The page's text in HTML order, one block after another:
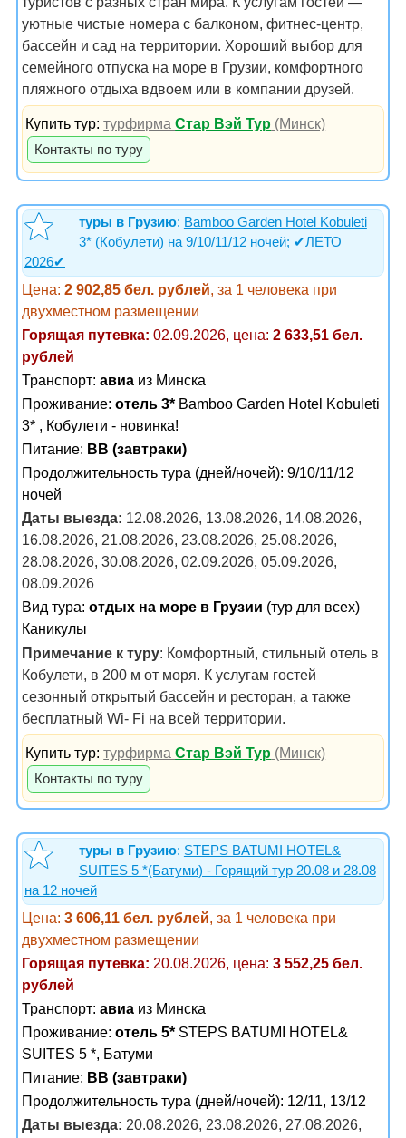
уютные чистые номера с балконом, фитнес-центр,
бассейн и сад на территории. Хороший выбор для
семейного отпуска на море в Грузии, комфортного
пляжного отдыха вдвоем или в компании друзей.
Купить тур:турфирмаСтар Вэй Тур (Минск)
Контакты по туру
туры в Грузию: Bamboo Garden Hotel Kobuleti
3* (Кобулети) на 9/10/11/12 ночей; ✔ЛЕТО
2026✔
Цена: 2 902,85 бел. рублей, за 1 человека при
двухместном размещении
Горящая путевка: 02.09.2026, цена: 2 633,51 бел.
рублей
Транспорт: авиа из Минска
Проживание: отель 3* Bamboo Garden Hotel Kobuleti
3* , Кобулети - новинка!
Питание: BB (завтраки)
Продолжительность тура (дней/ночей): 9/10/11/12
ночей
Даты выезда: 12.08.2026, 13.08.2026, 14.08.2026,
16.08.2026, 21.08.2026, 23.08.2026, 25.08.2026,
28.08.2026, 30.08.2026, 02.09.2026, 05.09.2026,
08.09.2026
Вид тура: отдых на море в Грузии (тур для всех)
Каникулы
Примечание к туру: Комфортный, стильный отель в
Кобулети, в 200 м от моря. К услугам гостей
сезонный открытый бассейн и ресторан, а также
бесплатный Wi- Fi на всей территории.
Купить тур:турфирмаСтар Вэй Тур (Минск)
Контакты по туру
туры в Грузию: STEPS BATUMI HOTEL&
SUITES 5 *(Батуми) - Горящий тур 20.08 и 28.08
на 12 ночей
Цена: 3 606,11 бел. рублей, за 1 человека при
двухместном размещении
Горящая путевка: 20.08.2026, цена: 3 552,25 бел.
рублей
Транспорт: авиа из Минска
Проживание: отель 5* STEPS BATUMI HOTEL&
SUITES 5 *, Батуми
Питание: BB (завтраки)
Продолжительность тура (дней/ночей): 12/11, 13/12
Даты выезда: 20.08.2026, 23.08.2026, 27.08.2026,